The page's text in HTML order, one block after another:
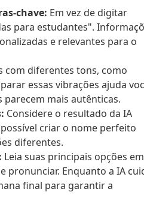
chave: Em vez de digitar
para estudantes".
e relevantes para o
com diferentes tons, como
essas vibrações ajuda
mais autênticas.
Considere o resultado da IA ​​
criar o nome perfeito
diferentes.
Leia suas principais opções em
pronunciar. Enquanto a IA
final para garantir a